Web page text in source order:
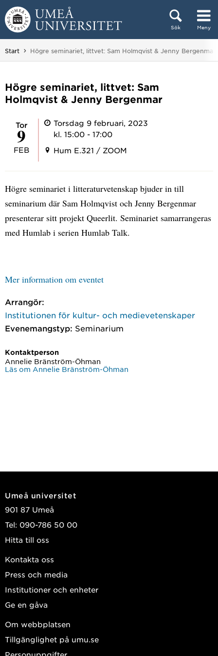
Hoppa direkt till innehållet
Sök Meny
Huvudmenyn dold.
Start Du är här:
Högre seminariet, littvet: Sam Holmqvist & Jenny Bergenmar
Högre seminariet, littvet: Sam
Holmqvist & Jenny Bergenmar
tor
9
FEB
Torsdag 9 februari, 2023
kl. 15:00 - 17:00
Hum E.321 / ZOOM
Högre seminariet i litteraturvetenskap bjuder in till
seminarium där Sam Holmqvist och Jenny Bergenmar
presenterar sitt projekt Queerlit. Seminariet samarrangeras
med Humlab i serien Humlab Talk.
Mer information om eventet
Arrangör:
Institutionen för kultur- och medievetenskaper
Evenemangstyp: Seminarium
Kontaktperson
Annelie Bränström-Öhman
Läs om Annelie Bränström-Öhman
Umeå universitet
901 87 Umeå
Tel: 090-786 50 00
Hitta till oss
Kontakta oss
Press och media
Institutioner och enheter
Ge en gåva
Om webbplatsen
Tillgänglighet på umu.se